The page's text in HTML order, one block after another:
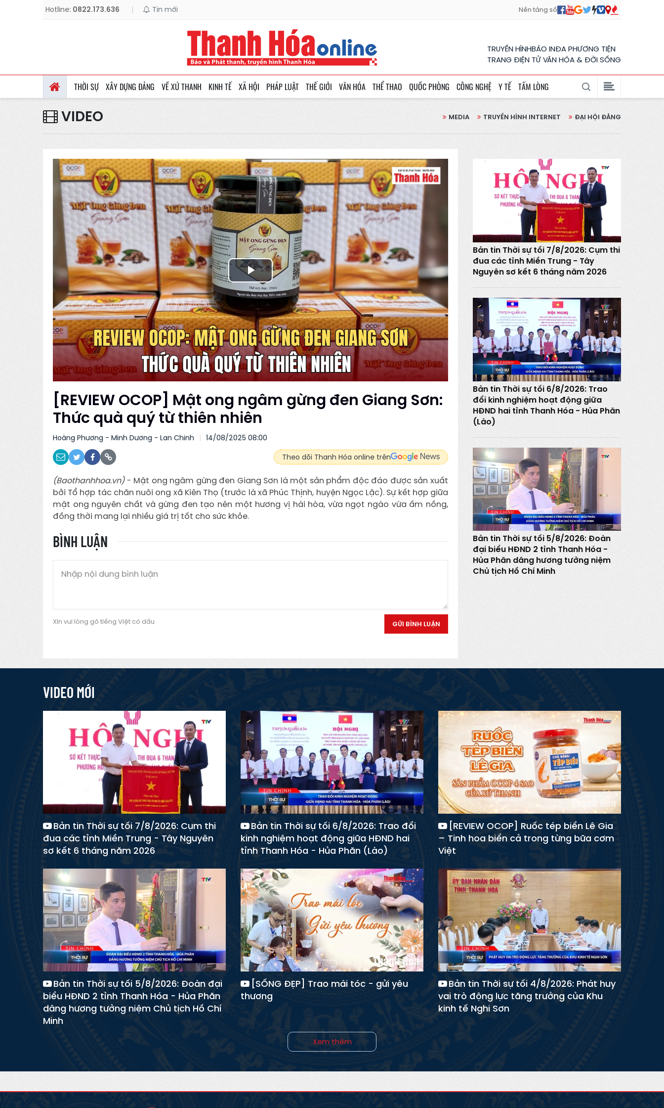
Hotline: 0822.173.636 | Tin mới Nền tảng số
TRUYỀN HÌNHBÁO INĐA PHƯƠNG TIỆN
TRANG ĐIỆN TỬ VĂN HÓA & ĐỜI SỐNG
THỜI SỰ XÂY DỰNG ĐẢNG VỀ XỨ THANH KINH TẾ XÃ HỘI PHÁP LUẬT THẾ GIỚI VĂN HÓA THỂ THAO QUỐC PHÒNG CÔNG NGHỆ Y TẾ TẤM LÒNG
VIDEO MEDIA TRUYỀN HÌNH INTERNET ĐẠI HỘI ĐẢNG
Play
Video
[REVIEW OCOP] Mật ong ngâm gừng đen Giang Sơn:
Thức quà quý từ thiên nhiên
Hoàng Phương - Minh Dương - Lan Chinh
14/08/2025 08:00
Theo dõi Thanh Hóa online trên
(Baothanhhoa.vn)- Mật ong ngâm gừng đen Giang Sơn là một sản phẩm độc đáo được sản xuất
bởi Tổ hợp tác chăn nuôi ong xã Kiên Thọ (trước là xã Phúc Thịnh, huyện Ngọc Lặc). Sự kết hợp giữa
mật ong nguyên chất và gừng đen tạo nên một hương vị hài hòa, vừa ngọt ngào vừa ấm nồng,
đồng thời mang lại nhiều giá trị tốt cho sức khỏe.
BÌNH LUẬN
Xin vui lòng gõ tiếng Việt có dấu GỬI BÌNH LUẬN
Bản tin Thời sự tối 7/8/2026: Cụm thi
đua các tỉnh Miền Trung - Tây
Nguyên sơ kết 6 tháng năm 2026
Bản tin Thời sự tối 6/8/2026: Trao
đổi kinh nghiệm hoạt động giữa
HĐND hai tỉnh Thanh Hóa - Hủa Phăn
(Lào)
Bản tin Thời sự tối 5/8/2026: Đoàn
đại biểu HĐND 2 tỉnh Thanh Hóa -
Hủa Phăn dâng hương tưởng niệm
Chủ tịch Hồ Chí Minh
VIDEO MỚI
Bản tin Thời sự tối 7/8/2026: Cụm thi
đua các tỉnh Miền Trung - Tây Nguyên
sơ kết 6 tháng năm 2026
Bản tin Thời sự tối 6/8/2026: Trao đổi
kinh nghiệm hoạt động giữa HĐND hai
tỉnh Thanh Hóa - Hủa Phăn (Lào)
[REVIEW OCOP] Ruốc tép biển Lê Gia
– Tinh hoa biển cả trong từng bữa cơm
Việt
Bản tin Thời sự tối 5/8/2026: Đoàn đại
biểu HĐND 2 tỉnh Thanh Hóa - Hủa Phăn
dâng hương tưởng niệm Chủ tịch Hồ Chí
Minh
[SỐNG ĐẸP] Trao mái tóc - gửi yêu
thương
Bản tin Thời sự tối 4/8/2026: Phát huy
vai trò động lực tăng trưởng của Khu
kinh tế Nghi Sơn
Xem thêm